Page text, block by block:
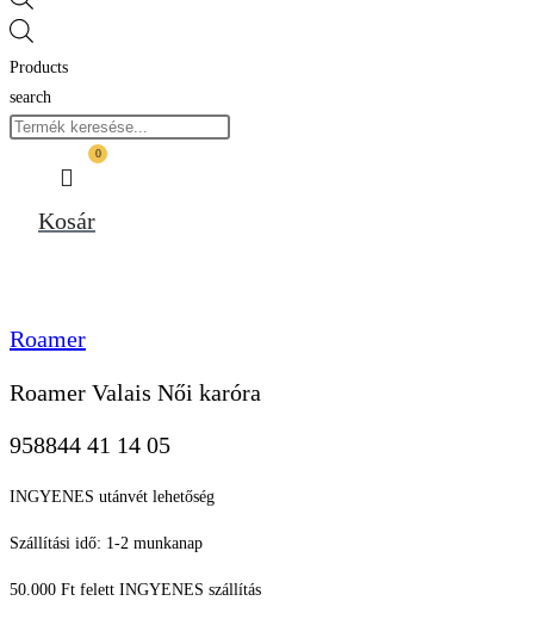
Products
search
0
Kosár
Roamer
Roamer Valais Női karóra
958844 41 14 05
INGYENES utánvét lehetőség
Szállítási idő: 1-2 munkanap
50.000 Ft felett INGYENES szállítás